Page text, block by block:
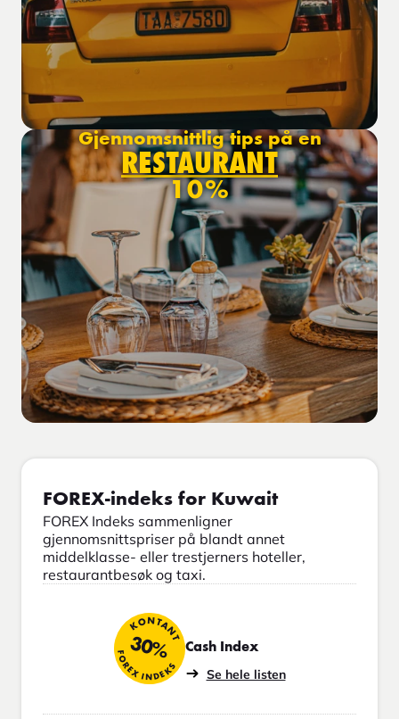
Gjennomsnittlig tips på en
RESTAURANT
10%
FOREX-indeks for Kuwait
FOREX Indeks sammenligner
gjennomsnittspriser på blandt annet
middelklasse- eller trestjerners hoteller,
restaurantbesøk og taxi.
KONTANT
30%
FOREX INDEKS Cash Index
Se hele listen